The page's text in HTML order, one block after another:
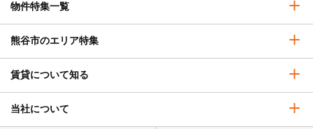
物件特集一覧
熊谷市のエリア特集
賃貸について知る
当社について